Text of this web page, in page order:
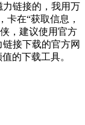
链接的，我用万
卡在“获取信息，
，建议使用官方
接下载的官方网
的下载工具。